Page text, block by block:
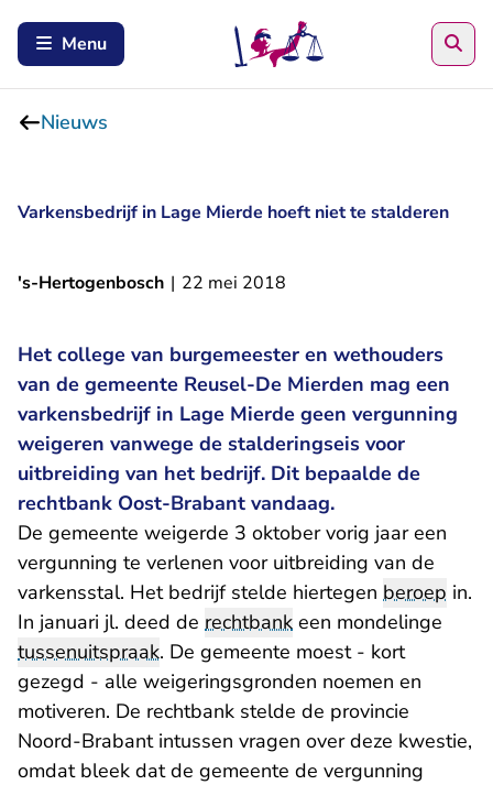
Menu
Nieuws
Varkensbedrijf in Lage Mierde hoeft niet te stalderen
's-Hertogenbosch | 22 mei 2018
Het college van burgemeester en wethouders
van de gemeente Reusel-De Mierden mag een
varkensbedrijf in Lage Mierde geen vergunning
weigeren vanwege de stalderingseis voor
uitbreiding van het bedrijf. Dit bepaalde de
rechtbank Oost-Brabant vandaag.
De gemeente weigerde 3 oktober vorig jaar een
vergunning te verlenen voor uitbreiding van de
varkensstal. Het bedrijf stelde hiertegen beroep in.
In januari jl. deed de rechtbank een mondelinge
tussenuitspraak. De gemeente moest - kort
gezegd - alle weigeringsgronden noemen en
motiveren. De rechtbank stelde de provincie
Noord-Brabant intussen vragen over deze kwestie,
omdat bleek dat de gemeente de vergunning